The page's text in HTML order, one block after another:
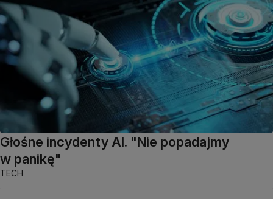
Głośne incydenty AI. "Nie popadajmy
w panikę"
TECH